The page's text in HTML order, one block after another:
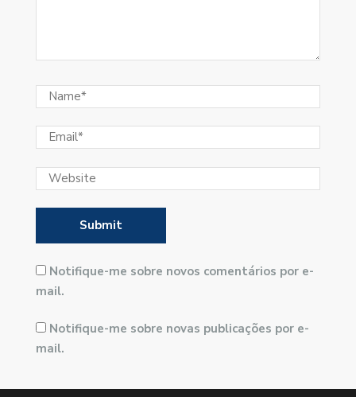
Notifique-me sobre novos comentários por e-
mail.
Notifique-me sobre novas publicações por e-
mail.